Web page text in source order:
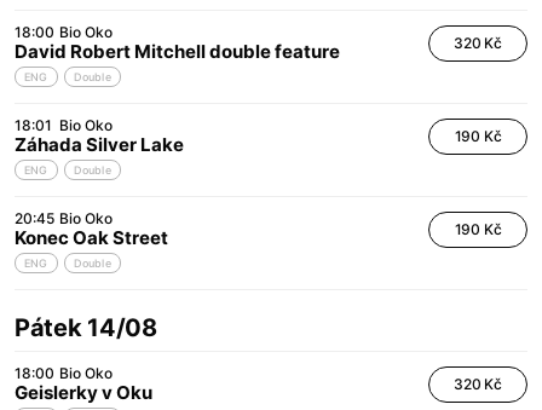
18:00 Bio Oko
David Robert Mitchell double feature
ENG Double
320 Kč
18:01 Bio Oko
Záhada Silver Lake
ENG Double
190 Kč
20:45 Bio Oko
Konec Oak Street
ENG Double
190 Kč
Pátek 14/08
18:00 Bio Oko
Geislerky v Oku 320 Kč